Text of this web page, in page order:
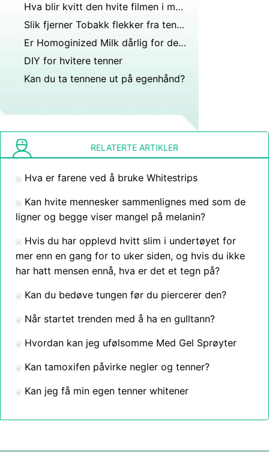
Hva blir kvitt den hvite filmen i munnen etter børsting?
Slik fjerner Tobakk flekker fra tennene
Er Homoginized Milk dårlig for deg?
DIY for hvitere tenner
Kan du ta tennene ut på egenhånd?
RELATERTE ARTIKLER
Hva er farene ved å bruke Whitestrips
Kan hvite mennesker sammenlignes med som de
ligner og begge viser mangel på melanin?
Hvis du har opplevd hvitt slim i undertøyet for
mer enn en gang for to uker siden, og hvis du ikke
har hatt mensen ennå, hva er det et tegn på?
Kan du bedøve tungen før du piercerer den?
Når startet trenden med å ha en gulltann?
Hvordan kan jeg ufølsomme Med Gel Sprøyter
Kan tamoxifen påvirke negler og tenner?
Kan jeg få min egen tenner whitener